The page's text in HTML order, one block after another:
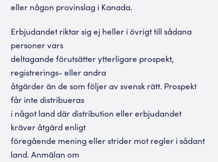
eller någon provinslag i Kanada.
Erbjudandet riktar sig ej heller i övrigt till sådana
personer vars
deltagande förutsätter ytterligare prospekt,
registrerings- eller andra
åtgärder än de som följer av svensk rätt. Prospekt
får inte distribueras
i något land där distribution eller erbjudandet
kräver åtgärd enligt
föregående mening eller strider mot regler i sådant
land. Anmälan om